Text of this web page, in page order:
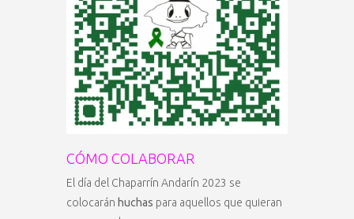
CÓMO COLABORAR
El día del Chaparrín Andarín 2023 se
colocarán huchas para aquellos que quieran